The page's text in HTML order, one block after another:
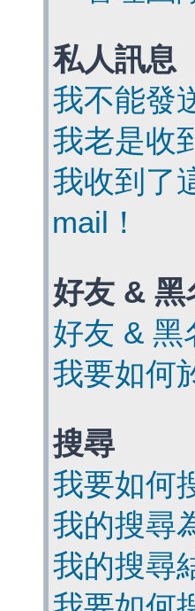
私人訊息
我不能發
我老是收
我收到了
mail！
好友 & 黑
好友 & 黑
我要如何
搜尋
我要如何
我的搜尋
我的搜尋